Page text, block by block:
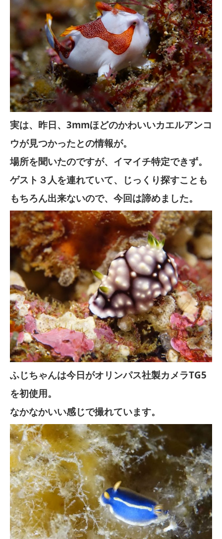
実は、昨日、3mmほどのかわいいカエルアンコ
ウが見つかったとの情報が。
場所を聞いたのですが、イマイチ特定できず。
ゲスト３人を連れていて、じっくり探すことも
もちろん出来ないので、今回は諦めました。
ふじちゃんは今日がオリンパス社製カメラTG5
を初使用。
なかなかいい感じで撮れています。